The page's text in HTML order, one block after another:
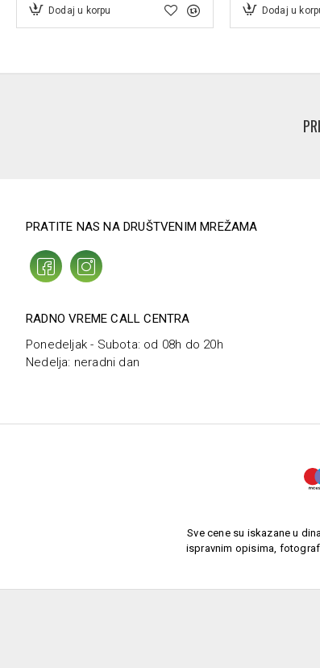
Dodaj u korpu Dodaj u
PRATITE NAS NA DRUŠTVENIM MREŽAMA
RADNO VREME CALL CENTRA
Ponedeljak - Subota: od 08h do 20h
Nedelja: neradni dan
Sve cene su iskazane u
ispravnim opisima,